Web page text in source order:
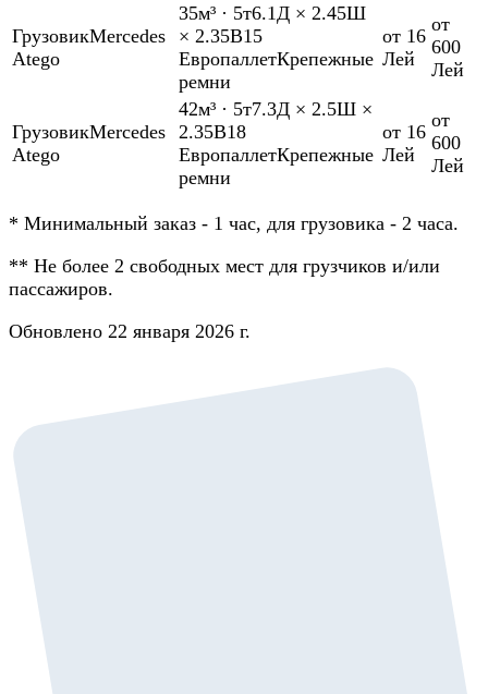
ГрузовикMercedes
Atego
35м³ · 5т6.1Д × 2.45Ш
× 2.35В15
ЕвропаллетКрепежные
ремни
от 16
Лей
от
600
Лей
ГрузовикMercedes
Atego
42м³ · 5т7.3Д × 2.5Ш ×
2.35В18
ЕвропаллетКрепежные
ремни
от 16
Лей
от
600
Лей
* Минимальный заказ - 1 час, для грузовика - 2 часа.
** Не более 2 свободных мест для грузчиков и/или
пассажиров.
Обновлено 22 января 2026 г.